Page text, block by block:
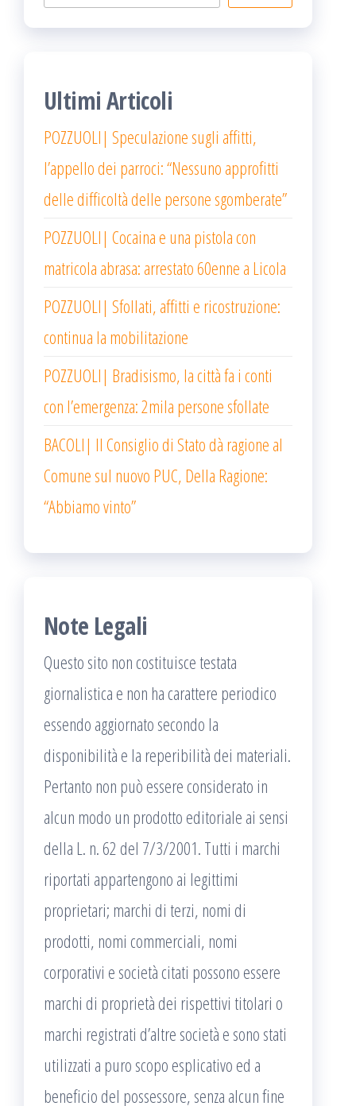
Ultimi Articoli
POZZUOLI| Speculazione sugli affitti,
l’appello dei parroci: “Nessuno approfitti
delle difficoltà delle persone sgomberate”
POZZUOLI| Cocaina e una pistola con
matricola abrasa: arrestato 60enne a Licola
POZZUOLI| Sfollati, affitti e ricostruzione:
continua la mobilitazione
POZZUOLI| Bradisismo, la città fa i conti
con l’emergenza: 2mila persone sfollate
BACOLI| Il Consiglio di Stato dà ragione al
Comune sul nuovo PUC, Della Ragione:
“Abbiamo vinto”
Note Legali
Questo sito non costituisce testata
giornalistica e non ha carattere periodico
essendo aggiornato secondo la
disponibilità e la reperibilità dei materiali.
Pertanto non può essere considerato in
alcun modo un prodotto editoriale ai sensi
della L. n. 62 del 7/3/2001. Tutti i marchi
riportati appartengono ai legittimi
proprietari; marchi di terzi, nomi di
prodotti, nomi commerciali, nomi
corporativi e società citati possono essere
marchi di proprietà dei rispettivi titolari o
marchi registrati d’altre società e sono stati
utilizzati a puro scopo esplicativo ed a
beneficio del possessore, senza alcun fine